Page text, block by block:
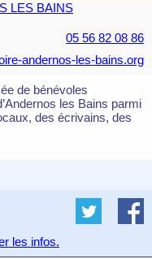
LES BAINS
05 56 82 08 86
andernos-les-bains.org
de bénévoles
les Bains parmi
des écrivains, des
les infos.